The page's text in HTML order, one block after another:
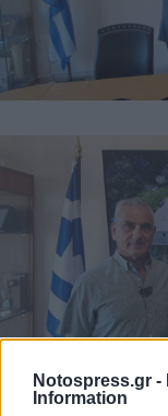
Notospress.gr -
Information